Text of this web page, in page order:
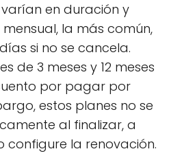
en duración y
la más común,
si no se cancela.
de 3 meses y 12 meses
por pagar por
estos planes no se
al finalizar, a
configure la renovación.